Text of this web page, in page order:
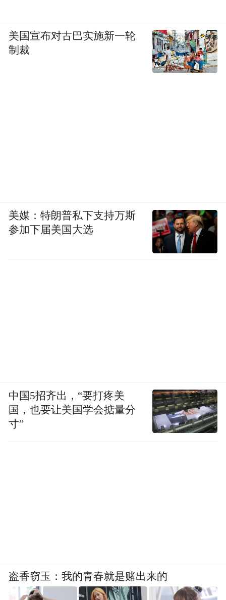
美国宣布对古巴实施新一轮
制裁
美媒：特朗普私下支持万斯
参加下届美国大选
中国5招齐出，“要打疼美
国，也要让美国学会掂量分
寸”
盗香窃玉：我的青春就是赌出来的